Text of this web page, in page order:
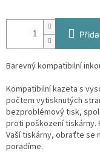
Barevný kompatibilní
Kompatibilní kazeta s
počtem vytisknutých
bezproblémový tisk,
proti poškození
Vaší tiskárny, obraťte se
poradíme.